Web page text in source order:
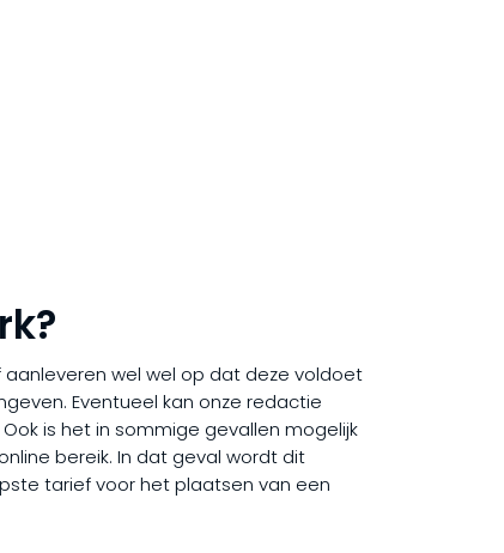
wel wel op dat deze voldoet
Eventueel kan onze redactie
is het in sommige gevallen mogelijk
bereik. In dat geval wordt dit
tarief voor het plaatsen van een